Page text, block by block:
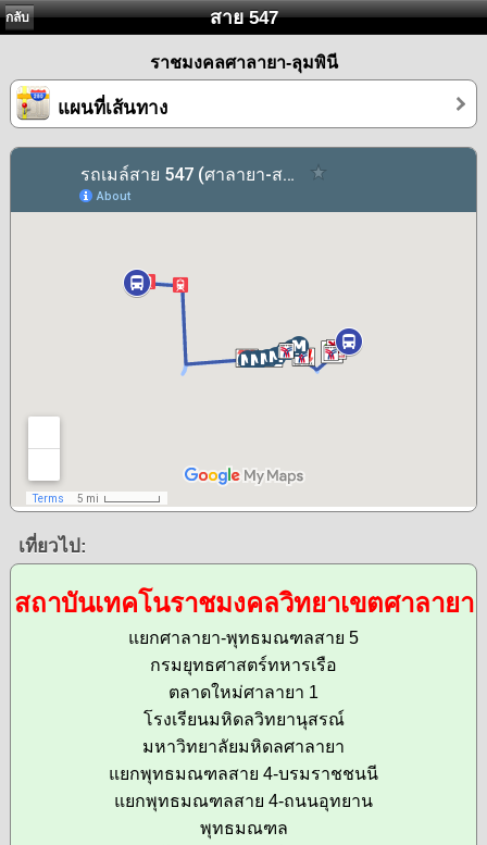
กลับ สาย 547
ราชมงคลศาลายา-ลุมพินี
แผนที่เส้นทาง
เที่ยวไป:
สถาบันเทคโนราชมงคลวิทยาเขตศาลายา
แยกศาลายา-พุทธมณฑลสาย 5
กรมยุทธศาสตร์ทหารเรือ
ตลาดใหม่ศาลายา 1
โรงเรียนมหิดลวิทยานุสรณ์
มหาวิทยาลัยมหิดลศาลายา
แยกพุทธมณฑลสาย 4-บรมราชชนนี
แยกพุทธมณฑลสาย 4-ถนนอุทยาน
พุทธมณฑล